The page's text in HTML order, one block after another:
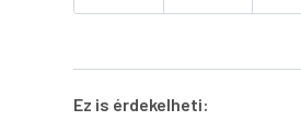
Ez is érdekelheti: